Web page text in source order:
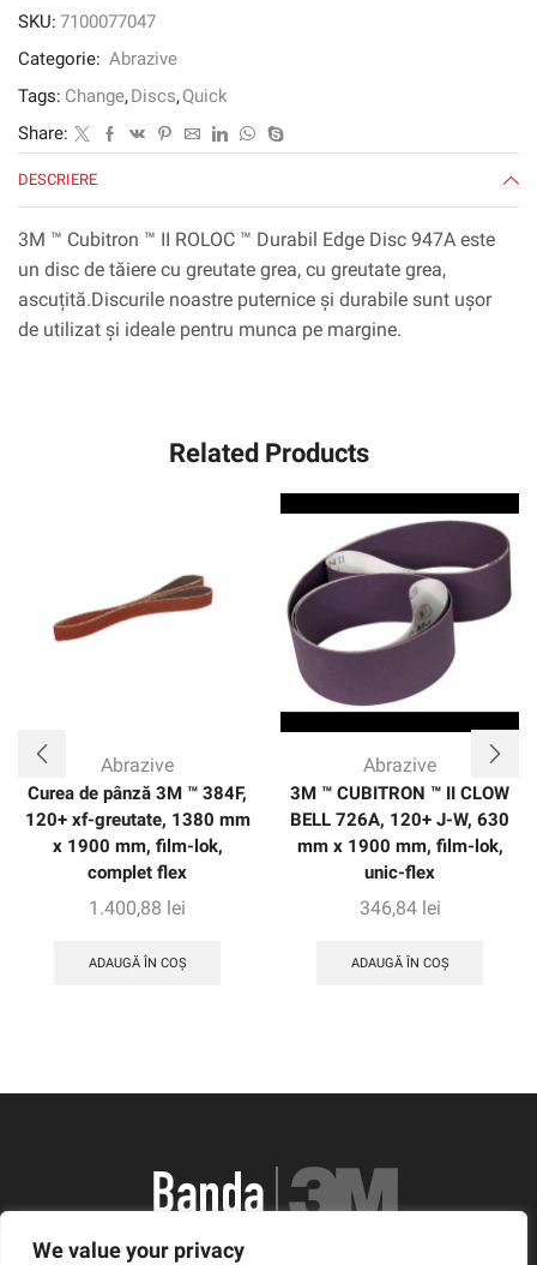
We value your privacy
mm,
SKU: 7100077047
Categorie: Abrazive
Tags: Change,Discs,Quick
Share:
DESCRIERE
3M ™ Cubitron ™ II ROLOC ™ Durabil Edge Disc 947A este
un disc de tăiere cu greutate grea, cu greutate grea,
ascuțită.Discurile noastre puternice și durabile sunt ușor
de utilizat și ideale pentru munca pe margine.
Related Products
Abrazive
Curea de pânză 3M ™ 384F,
120+ xf-greutate, 1380 mm
x 1900 mm, film-lok,
complet flex
1.400,88 lei
ADAUGĂ ÎN COȘ
Abrazive
3M ™ CUBITRON ™ II CLOW
BELL 726A, 120+ J-W, 630
mm x 1900 mm, film-lok,
unic-flex
346,84 lei
ADAUGĂ ÎN COȘ
România, Arad, Calea Timisorii, Nr. 11